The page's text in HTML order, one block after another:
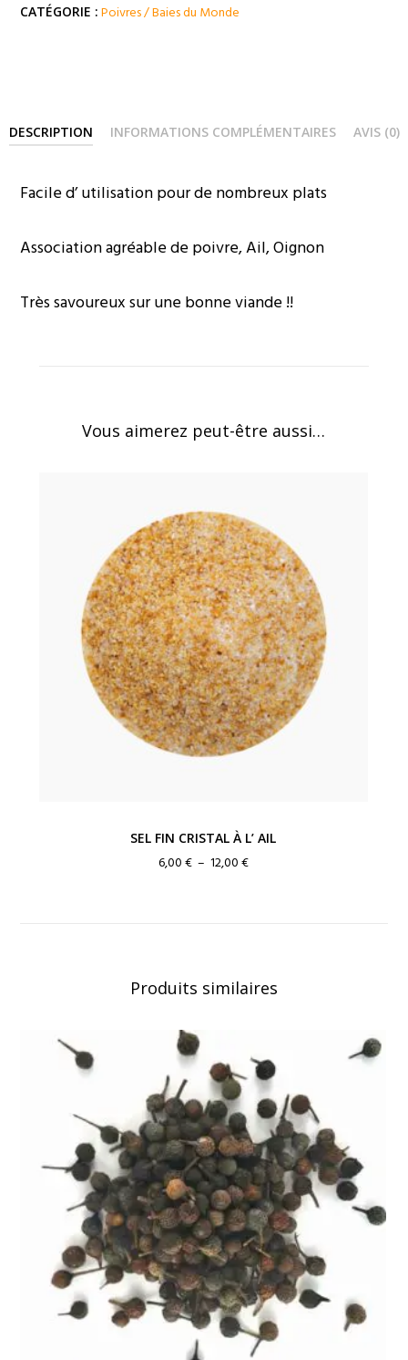
CATÉGORIE : Poivres / Baies du Monde
DESCRIPTION INFORMATIONS COMPLÉMENTAIRES AVIS (0)
Facile d’ utilisation pour de nombreux plats
Association agréable de poivre, Ail, Oignon
Très savoureux sur une bonne viande !!
Vous aimerez peut-être aussi…
SEL FIN CRISTAL À L’ AIL
6,00€ – 12,00€Plage
Produits similaires